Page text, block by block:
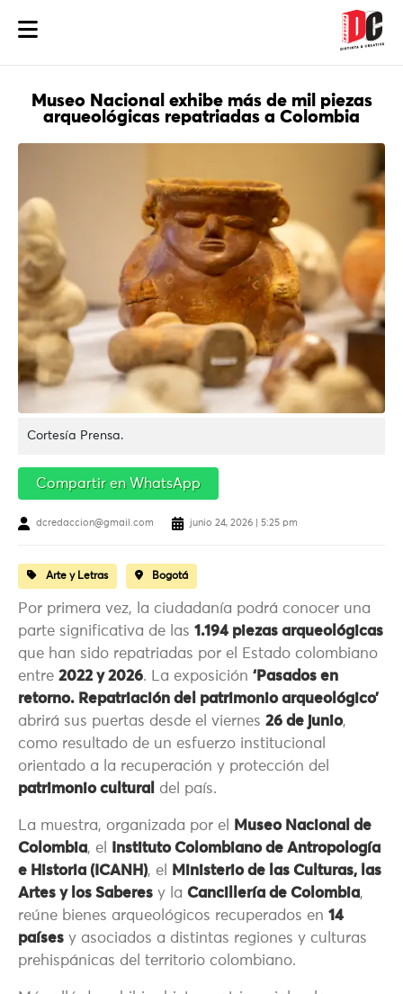
Museo Nacional exhibe más de mil piezas
arqueológicas repatriadas a Colombia
Cortesía Prensa.
Compartir en WhatsApp
dcredaccion@gmail.com junio 24, 2026 | 5:25 pm
Arte y Letras Bogotá
Por primera vez, la ciudadanía podrá conocer una
parte significativa de las 1.194 piezas arqueológicas
que han sido repatriadas por el Estado colombiano
entre 2022 y 2026. La exposición ‘Pasados en
retorno. Repatriación del patrimonio arqueológico’
abrirá sus puertas desde el viernes 26 de junio,
como resultado de un esfuerzo institucional
orientado a la recuperación y protección del
patrimonio cultural del país.
La muestra, organizada por el
Museo Nacional de
Colombia, el
Instituto Colombiano de Antropología
e Historia (ICANH), el
Ministerio de las Culturas, las
Artes y los Saberes y la Cancillería de Colombia,
reúne bienes arqueológicos recuperados en 14
países y asociados a distintas regiones y culturas
prehispánicas del territorio colombiano.